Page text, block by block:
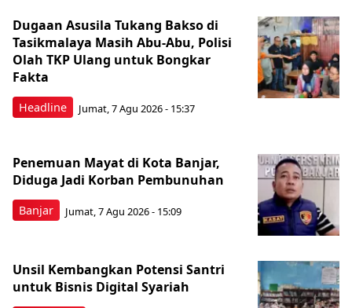
Headline
Dugaan Asusila Tukang Bakso di
Tasikmalaya Masih Abu-Abu, Polisi
Olah TKP Ulang untuk Bongkar
Fakta
Jumat, 7 Agu 2026 - 15:37
Banjar
Penemuan Mayat di Kota Banjar,
Diduga Jadi Korban Pembunuhan
Jumat, 7 Agu 2026 - 15:09
Unsil Kembangkan Potensi Santri
untuk Bisnis Digital Syariah